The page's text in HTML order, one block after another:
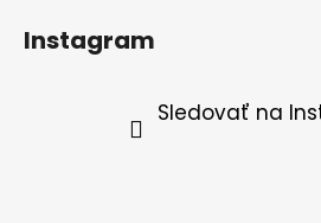
Instagram
Sledovať na